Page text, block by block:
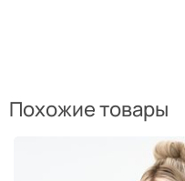
Похожие товары